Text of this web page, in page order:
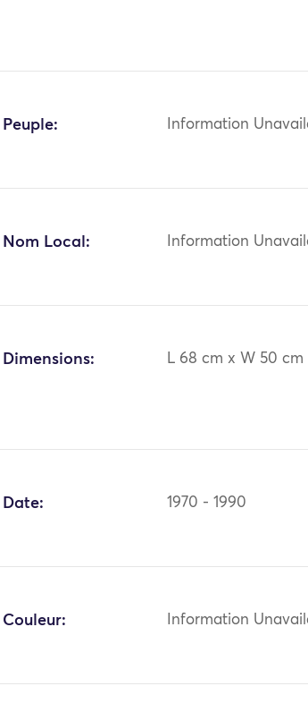
Peuple: Information
Nom Local: Information
Dimensions: L 68 cm x W 50 cm
Date: 1970 - 1990
Couleur: Information